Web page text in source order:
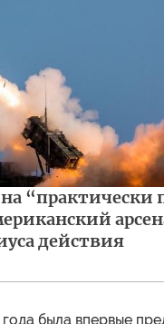
“практически
действия
была впервые